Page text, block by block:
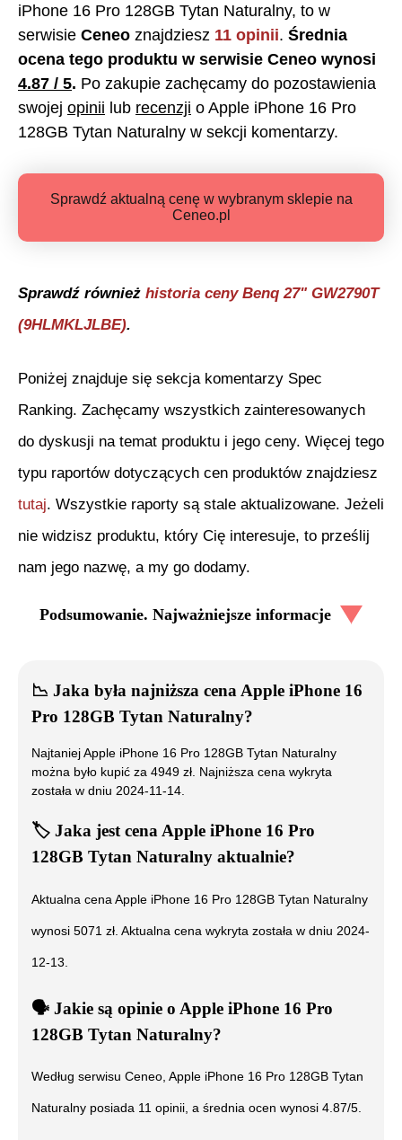
iPhone 16 Pro 128GB Tytan Naturalny, to w
serwisie Ceneo znajdziesz 11 opinii. Średnia
ocena tego produktu w serwisie Ceneo wynosi
4.87 / 5. Po zakupie zachęcamy do pozostawienia
swojej opinii lub recenzji o Apple iPhone 16 Pro
128GB Tytan Naturalny w sekcji komentarzy.
Sprawdź aktualną cenę w wybranym sklepie na
Ceneo.pl
Sprawdź również historia ceny Benq 27" GW2790T
(9HLMKLJLBE).
Poniżej znajduje się sekcja komentarzy Spec
Ranking. Zachęcamy wszystkich zainteresowanych
do dyskusji na temat produktu i jego ceny. Więcej tego
typu raportów dotyczących cen produktów znajdziesz
tutaj. Wszystkie raporty są stale aktualizowane. Jeżeli
nie widzisz produktu, który Cię interesuje, to prześlij
nam jego nazwę, a my go dodamy.
Podsumowanie. Najważniejsze informacje
📉 Jaka była najniższa cenaApple iPhone 16
Pro 128GB Tytan Naturalny?
NajtaniejApple iPhone 16 Pro 128GB Tytan Naturalny
można było kupić za 4949 zł. Najniższa cena wykryta
została w dniu 2024-11-14
🏷️ Jaka jest cena Apple iPhone 16 Pro
128GB Tytan Naturalny aktualnie?
Aktualna cena Apple iPhone 16 Pro 128GB Tytan Naturalny
wynosi 5071 zł. Aktualna cena wykryta została w dniu 2024-
12-13
🗣️ ️ Jakie są opinie o Apple iPhone 16 Pro
128GB Tytan Naturalny?
Według serwisu Ceneo, Apple iPhone 16 Pro 128GB Tytan
Naturalny posiada 11 opinii, a średnia ocen wynosi 4.87/5.